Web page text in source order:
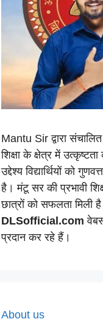
Mantu Sir द्वारा
शिक्षा के क्षेत्र में
उद्देश्य विद्यार्थियों को
है। मंटू सर की प्रभावी
छात्रों को सफलता मिली
DLSofficial.com
प्रदान कर रहे हैं।
About us